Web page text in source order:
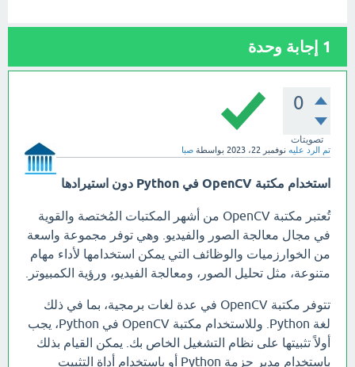
1 إجابة وحدة
0
تصويتات
تم الرد عليه نوفمبر 22، 2023 بواسطة صبا
استخدام مكتبة OpenCV في Python دون استيرادها
تُعتبر مكتبة OpenCV من أشهر المكتبات المُختصة والقوية
في مجال معالجة الصور والفيديو. وهي توفر مجموعة واسعة
من الخوارزميات والوظائف التي يمكن استخدامها لأداء مهام
متنوعة، مثل تحليل الصور، ومعالجة الفيديو، ورؤية الكمبيوتر.
تتوفر مكتبة OpenCV في عدة لغات برمجية، بما في ذلك
لغة Python. وللاستخدام مكتبة OpenCV في Python، يجب
أولاً تثبيتها على نظام التشغيل الخاص بك. يمكن القيام بذلك
باستخدام مدير حزمة Python أو باستخدام أداة التثبيت